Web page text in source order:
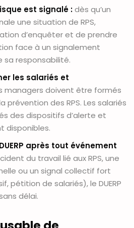
est signalé :dès qu’un
une situation de RPS,
d’enquêter et de prendre
face à un signalement
responsabilité.
les salariés et
managers doivent être formés
des RPS. Les salariés
des dispositifs d’alerte et
disponibles.
après tout événement
du travail lié aux RPS, une
ou un signal collectif fort
pétition de salariés), le DUERP
délai.